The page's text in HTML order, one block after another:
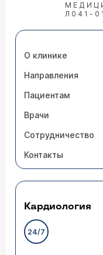
Л041-
О клинике
Направления
Пациентам
Врачи
Сотрудничество
Контакты
Кардиология
24/7